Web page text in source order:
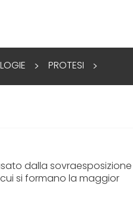
> PROTESI >
dalla sovraesposizione
si formano la maggior